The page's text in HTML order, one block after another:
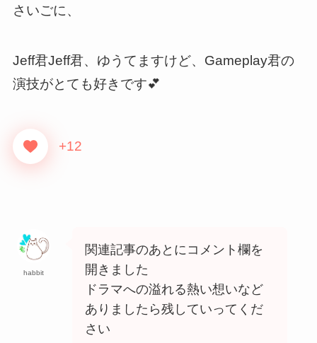
さいごに、
Jeff君Jeff君、ゆうてますけど、Gameplay君の
演技がとても好きです💕
+12
habbit
関連記事のあとにコメント欄を
開きました
ドラマへの溢れる熱い想いなど
ありましたら残していってくだ
さい